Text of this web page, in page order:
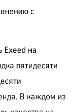
с
Exeed на
пятидесяти
В каждом из